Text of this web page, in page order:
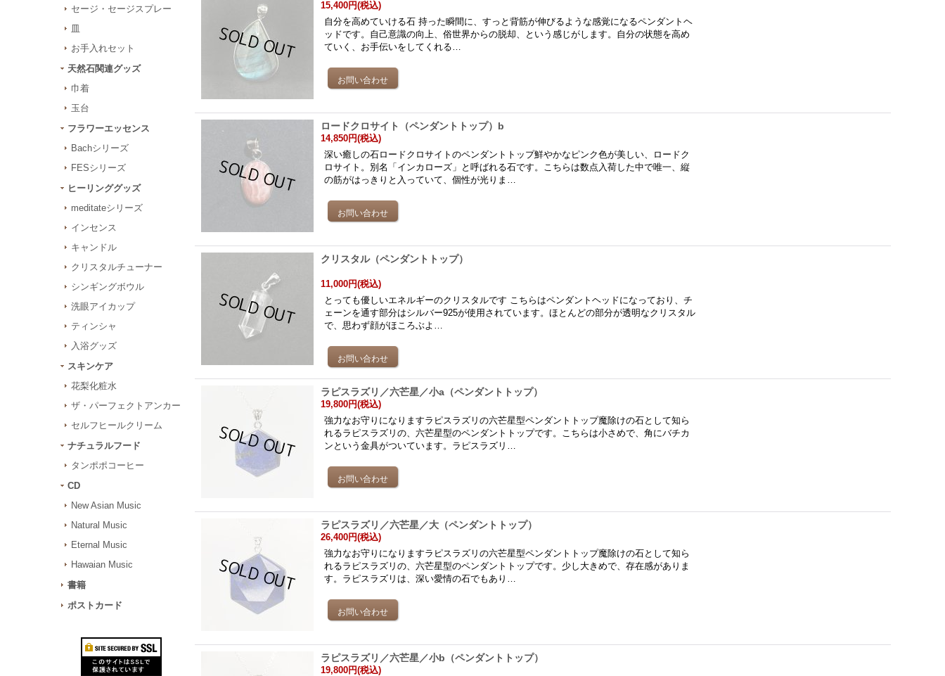
セージ・セージスプレー
皿
お手入れセット
天然石関連グッズ
巾着
玉台
フラワーエッセンス
Bachシリーズ
FESシリーズ
ヒーリンググッズ
meditateシリーズ
インセンス
キャンドル
クリスタルチューナー
シンギングボウル
洗眼アイカップ
ティンシャ
入浴グッズ
スキンケア
花梨化粧水
ザ・パーフェクトアンカー
セルフヒールクリーム
ナチュラルフード
タンポポコーヒー
CD
New Asian Music
Natural Music
Eternal Music
Hawaian Music
書籍
ポストカード
15,400円(税込)
自分を高めていける石 持った瞬間に、すっと背筋が伸びるような感覚になるペンダントヘ
ッドです。自己意識の向上、俗世界からの脱却、という感じがします。自分の状態を高め
ていく、お手伝いをしてくれる…
ロードクロサイト（ペンダントトップ）b
14,850円(税込)
深い癒しの石ロードクロサイトのペンダントトップ鮮やかなピンク色が美しい、ロードク
ロサイト。別名「インカローズ」と呼ばれる石です。こちらは数点入荷した中で唯一、縦
の筋がはっきりと入っていて、個性が光りま…
クリスタル（ペンダントトップ）
11,000円(税込)
とっても優しいエネルギーのクリスタルです こちらはペンダントヘッドになっており、チ
ェーンを通す部分はシルバー925が使用されています。ほとんどの部分が透明なクリスタル
で、思わず顔がほころぶよ…
ラピスラズリ／六芒星／小a（ペンダントトップ）
19,800円(税込)
強力なお守りになりますラピスラズリの六芒星型ペンダントトップ魔除けの石として知ら
れるラピスラズリの、六芒星型のペンダントトップです。こちらは小さめで、角にバチカ
ンという金具がついています。ラピスラズリ…
ラピスラズリ／六芒星／大（ペンダントトップ）
26,400円(税込)
強力なお守りになりますラピスラズリの六芒星型ペンダントトップ魔除けの石として知ら
れるラピスラズリの、六芒星型のペンダントトップです。少し大きめで、存在感がありま
す。ラピスラズリは、深い愛情の石でもあり…
ラピスラズリ／六芒星／小b（ペンダントトップ）
19,800円(税込)